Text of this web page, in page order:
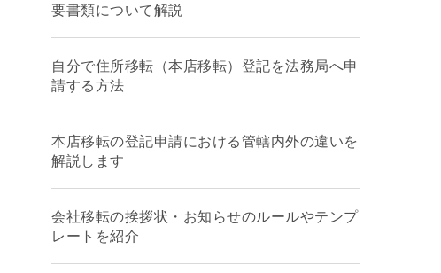
要書類について解説
自分で住所移転（本店移転）登記を法務局へ申
請する方法
本店移転の登記申請における管轄内外の違いを
解説します
会社移転の挨拶状・お知らせのルールやテンプ
レートを紹介